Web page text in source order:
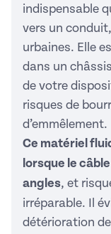
indispensable
vers un
urbaines. Elle
dans un
de votre
risques de
d’emmêlement.
Ce matériel
lorsque le
angles, et
irréparable. Il
détérioration